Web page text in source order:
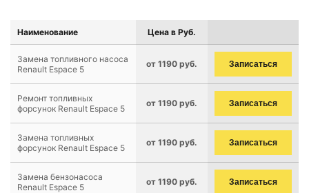
Наименование Цена в Руб.
Замена топливного насоса
Renault Espace 5
от 1190 руб. Записаться
Ремонт топливных
форсунок Renault Espace 5
от 1190 руб. Записаться
Замена топливных
форсунок Renault Espace 5
от 1190 руб. Записаться
Замена бензонасоса
Renault Espace 5
от 1190 руб. Записаться